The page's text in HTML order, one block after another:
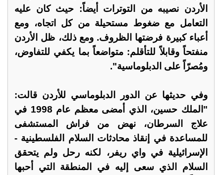
الأردن نصيبه من التوترات أيضاً: حيث كان عليه
التعامل مع ضغوط مستحيلة من كل اتجاه، ومع
أعباء كبيرة فرضتها الظروف. ومع ذلك، ظل الأردن
منفتحاً وقابلاً للتأقلم: متواضعاً بما يكفي للتفاوض،
ومُصرّاً على الدبلوماسية".
وفي حديثها عن الدور الدبلوماسي للأردن قالت:
"الملك حسين، الذي أمضى معظم عام 1998 في
علاج السرطان، نهض من فراش المستشفى
للمساعدة في إنقاذ محادثات السلام الفلسطينية -
الإسرائيلية في واي ريفر، لكنه رحل ولم يتحقق
السلام الذي سعى إليه في المنطقة التي أحبها